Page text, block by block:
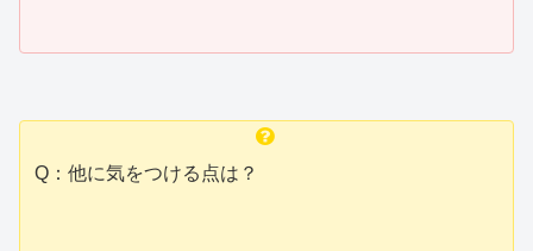
Q：他に気をつける点は？